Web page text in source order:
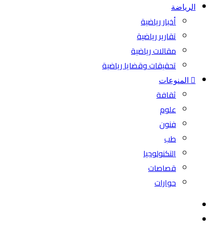
الرياضة
أخبار رياضية
تقارير رياضية
مقالات رياضية
تحقيقات وقضايا رياضية
المنوعات
ثقافة
علوم
فنون
طب
التكنولوجيا
قصاصات
حوارات